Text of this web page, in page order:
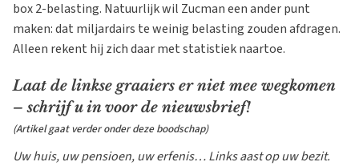
box 2-belasting. Natuurlijk wil Zucman een ander punt
maken: dat miljardairs te weinig belasting zouden afdragen.
Alleen rekent hij zich daar met statistiek naartoe.
Laat de linkse graaiers er niet mee wegkomen
– schrijf u in voor de nieuwsbrief!
(Artikel gaat verder onder deze boodschap)
Uw huis, uw pensioen, uw erfenis… Links aast op uw bezit.